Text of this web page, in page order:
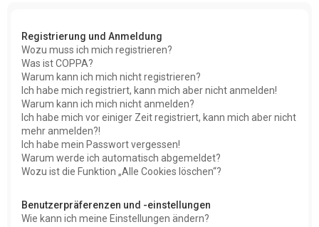
Registrierung und Anmeldung
Wozu muss ich mich registrieren?
Was ist COPPA?
Warum kann ich mich nicht registrieren?
Ich habe mich registriert, kann mich aber nicht anmelden!
Warum kann ich mich nicht anmelden?
Ich habe mich vor einiger Zeit registriert, kann mich aber nicht
mehr anmelden?!
Ich habe mein Passwort vergessen!
Warum werde ich automatisch abgemeldet?
Wozu ist die Funktion „Alle Cookies löschen“?
Benutzerpräferenzen und -einstellungen
Wie kann ich meine Einstellungen ändern?